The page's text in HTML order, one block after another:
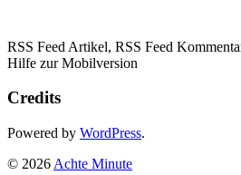
RSS Feed Artikel, RSS Feed
Hilfe zur Mobilversion
Credits
Powered by WordPress.
© 2026 Achte Minute